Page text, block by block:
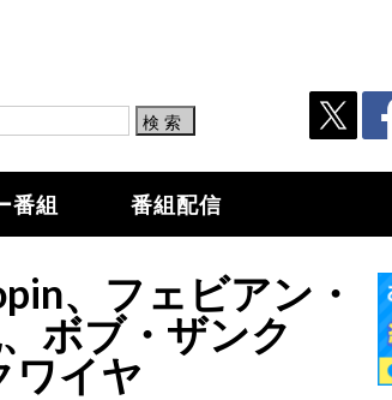
番組 番組配信
、フェビアン・
ボブ・ザンク
ワイヤ